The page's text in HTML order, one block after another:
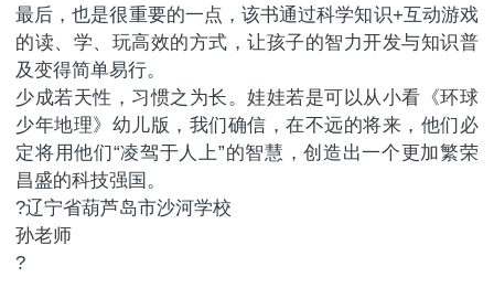
最后，也是很重要的一点，该书通过科学知识+互动游戏
的读、学、玩高效的方式，让孩子的智力开发与知识普
及变得简单易行。
少成若天性，习惯之为长。娃娃若是可以从小看《环球
少年地理》幼儿版，我们确信，在不远的将来，他们必
定将用他们“凌驾于人上”的智慧，创造出一个更加繁荣
昌盛的科技强国。
?辽宁省葫芦岛市沙河学校
孙老师
?